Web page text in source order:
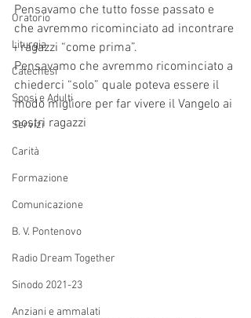
Oratorio
Liturgia
Catechesi
Sposi e Adulti
Servizi
Carità
Formazione
Comunicazione
B. V. Pontenovo
Radio Dream Together
Sinodo 2021-23
Anziani e ammalati
Pensavamo che tutto fosse passato e
che avremmo ricominciato ad incontrare
i ragazzi “come prima”.
Pensavamo che avremmo ricominciato a
chiederci “solo” quale poteva essere il
modo migliore per far vivere il Vangelo ai
nostri ragazzi